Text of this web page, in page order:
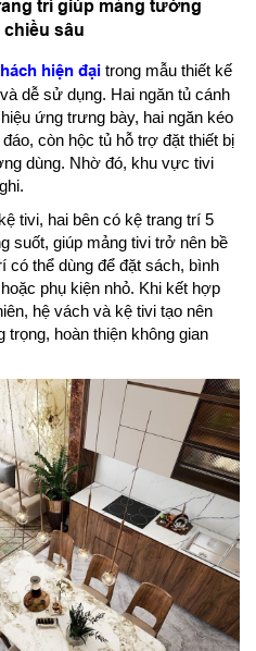
trí giúp mảng tường
sâu
hiện đại trong mẫu thiết kế
dễ sử dụng. Hai ngăn tủ cánh
ứng trưng bày, hai ngăn kéo
còn hộc tủ hỗ trợ đặt thiết bị
dùng. Nhờ đó, khu vực tivi
tivi, hai bên có kệ trang trí 5
suốt, giúp mảng tivi trở nên bề
có thể dùng để đặt sách, bình
phụ kiện nhỏ. Khi kết hợp
hệ vách và kệ tivi tạo nên
trọng, hoàn thiện không gian